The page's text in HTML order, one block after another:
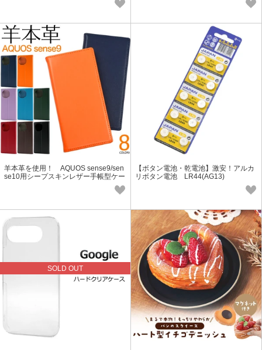
羊本革を使用！ AQUOS sense9/sen
se10用シープスキンレザー手帳型ケー
【ボタン電池・乾電池】激安！アルカ
リボタン電池 LR44(AG13)
SOLD OUT